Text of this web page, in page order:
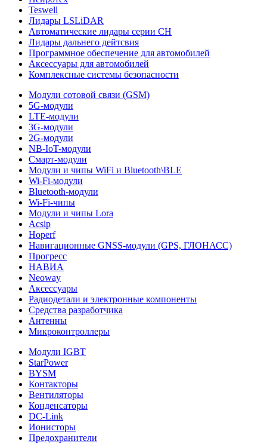
Teswell
Лидары LSLiDAR
Автоматические лидары серии CH
Лидары дальнего дейтсвия
Программное обеспечение для автомобилей
Аксессуары для автомобилей
Комплексные системы безопасности
Модули сотовой связи (GSM)
5G-модули
LTE-модули
3G-модули
2G-модули
NB-IoT-модули
Смарт-модули
Модули и чипы WiFi и Bluetooth\BLE
Wi-Fi-модули
Bluetooth-модули
Wi-Fi-чипы
Модули и чипы Lora
Acsip
Hoperf
Навигационные GNSS-модули (GPS, ГЛОНАСС)
Прогресс
НАВИА
Neoway
Аксессуары
Радиодетали и электронные компоненты
Средства разработчика
Антенны
Микроконтроллеры
Модули IGBT
StarPower
BYSM
Контакторы
Вентиляторы
Конденсаторы
DC-Link
Ионисторы
Предохранители